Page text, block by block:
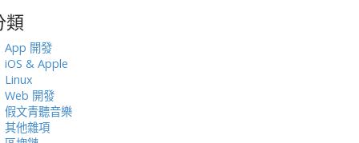
類
App 開發
iOS & Apple
Linux
Web 開發
假文青聽音樂
其他雜項